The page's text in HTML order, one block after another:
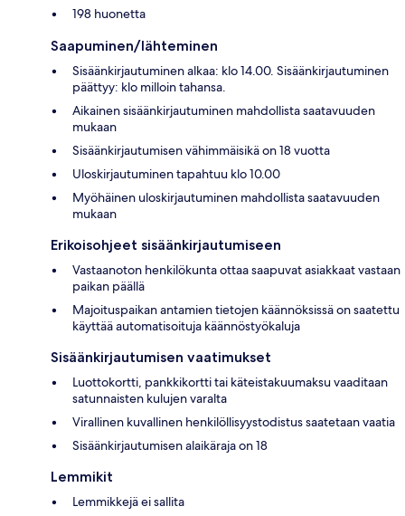
198 huonetta
Saapuminen/lähteminen
Sisäänkirjautuminen alkaa: klo 14.00. Sisäänkirjautuminen
päättyy: klo milloin tahansa.
Aikainen sisäänkirjautuminen mahdollista saatavuuden
mukaan
Sisäänkirjautumisen vähimmäisikä on 18 vuotta
Uloskirjautuminen tapahtuu klo 10.00
Myöhäinen uloskirjautuminen mahdollista saatavuuden
mukaan
Erikoisohjeet sisäänkirjautumiseen
Vastaanoton henkilökunta ottaa saapuvat asiakkaat vastaan
paikan päällä
Majoituspaikan antamien tietojen käännöksissä on saatettu
käyttää automatisoituja käännöstyökaluja
Sisäänkirjautumisen vaatimukset
Luottokortti, pankkikortti tai käteistakuumaksu vaaditaan
satunnaisten kulujen varalta
Virallinen kuvallinen henkilöllisyystodistus saatetaan vaatia
Sisäänkirjautumisen alaikäraja on 18
Lemmikit
Lemmikkejä ei sallita